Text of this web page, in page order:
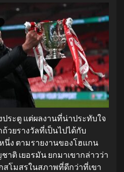
ประตู แต่ผลงานที่น่าประทับใจ
วยรางวัลที่เป็นไปได้กับ
นึ่ง ตามรายงานของโฮแกน
าติ เยอรมัน ยกมาเขากล่าวว่า
สโมสรในสภาพที่ดีกว่าที่เขา